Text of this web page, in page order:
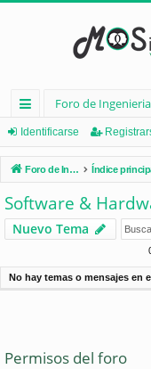
nl
ac
es
rá
pi
d
Foro de
Identificarse
Foro de Ingenieria Civil & Arquitectura Índice
Software &
Nuevo Tema
No hay temas o mensajes en
Permisos del foro